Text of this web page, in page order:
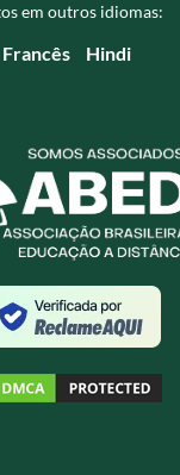
em outros idiomas:
Francês Hindi